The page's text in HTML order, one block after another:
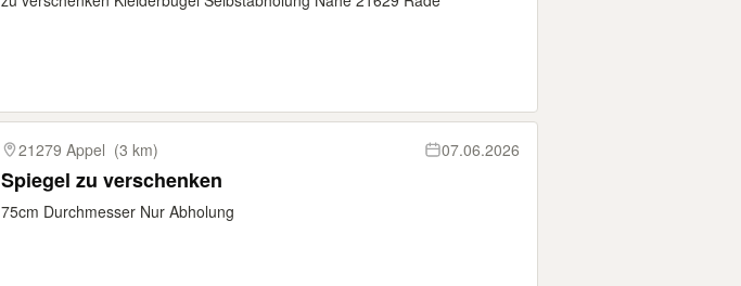
21279 Appel (3 km) 07.06.2026
Spiegel zu verschenken
75cm Durchmesser Nur Abholung